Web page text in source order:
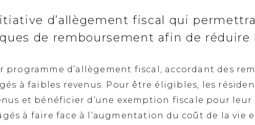
d’allègement fiscal qui
de remboursement afin de réduire
d’allègement fiscal, accordant des
à faibles revenus. Pour être éligibles, les
et bénéficier d’une exemption fiscale pour
à faire face à l’augmentation du coût de la vie